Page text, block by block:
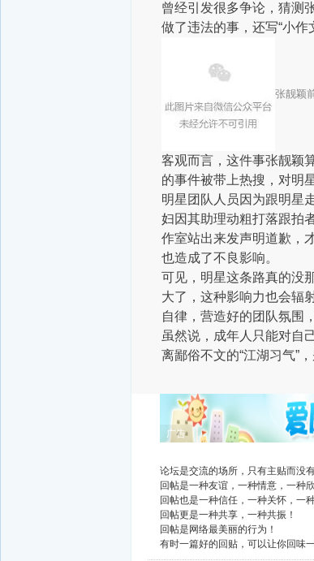
曾经引发很多争论，猜测
做了违法的事，还写“小作
张靓颖
客观而言，这件事张靓颖
的事件被带上热搜，对明
明星团队人员因为跟明星
妇因其助理动粗打落跟拍
作室站出来发声明道歉，
也造成了不良影响。
可见，明星这条路真的没
大了，这种影响力也会辐
自律，营造好的团队氛围
虽然说，成年人只能对自
离鄙俗不文的“江湖习气”，
广告
论坛是交流的场所，只有主贴而没
回帖是一种友谊，一种情意，一种
回帖也是一种信任，一种关怀，一
回帖更是一种共享，一种共振！
回帖是网络最美丽的行为！
有时一篇好的回贴，可以让你回味一